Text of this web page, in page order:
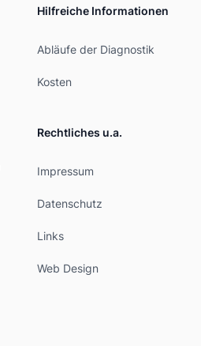
Hilfreiche Informationen
Abläufe der Diagnostik
Kosten
Rechtliches u.a.
Impressum
Datenschutz
Links
Web Design